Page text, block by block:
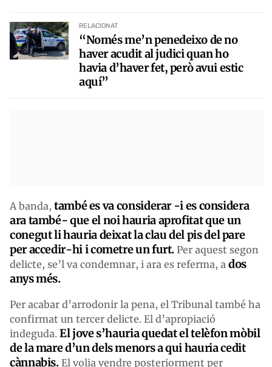
RELACIONAT
“Només me’n penedeixo de no
haver acudit al judici quan ho
havia d’haver fet, però avui estic
aquí”
A banda, també es va considerar -i es considera
ara també- que el noi hauria aprofitat que un
conegut li hauria deixat la clau del pis del pare
per accedir-hi i cometre un furt. Per aquest segon
delicte, se’l va condemnar, i ara es referma, a dos
anys més.
Per acabar d’arrodonir la pena, el Tribunal també ha
confirmat un tercer delicte. El d’apropiació
indeguda. El jove s’hauria quedat el telèfon mòbil
de la mare d’un dels menors a qui hauria cedit
cànnabis.El volia vendre posteriorment per